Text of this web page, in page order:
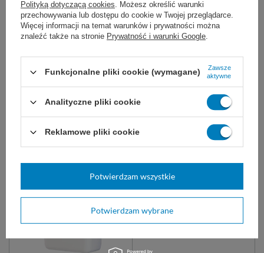
Worki na odpady wykonane z folii
LDPE.
35 L 60 L 120 L
Dostępny
3,44 zł
Zobacz także:
Polityką dotyczącą cookies. Możesz określić warunki
przechowywania lub dostępu do cookie w Twojej przeglądarce.
Więcej informacji na temat warunków i prywatności można
znaleźć także na stronie Prywatność i warunki Google.
Funkcjonalne pliki cookie (wymagane)
Zawsze
aktywne
Analityczne pliki cookie
Reklamowe pliki cookie
Potwierdzam wybrane
Potwierdzam wszystkie